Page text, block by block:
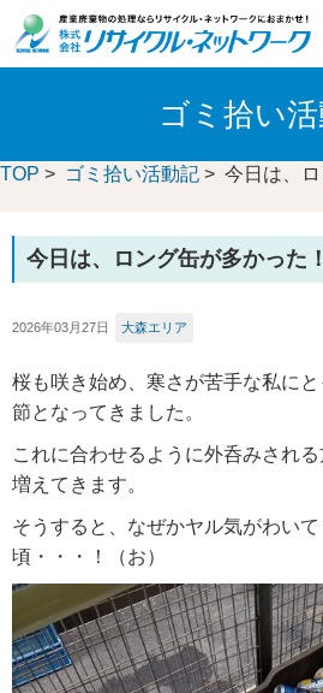
ゴミ拾い
TOP > ゴミ拾い活動記 > 今日は、ロ
今日は、ロング缶が多かった！
2026年03月27日 大森エリア
桜も咲き始め、寒さが苦手な私に
節となってきました。
これに合わせるように外呑みされ
増えてきます。
そうすると、なぜかヤル気がわい
頃・・・！（お）